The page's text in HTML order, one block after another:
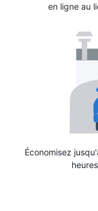
en ligne au
Économisez